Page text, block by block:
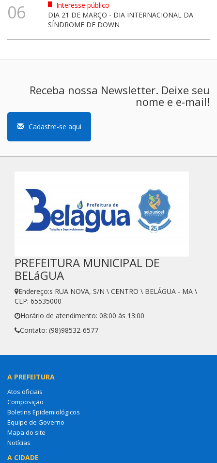
06
Interesse público
DIA 21 DE MARÇO - DIA INTERNACIONAL DA
SÍNDROME DE DOWN
Receba nossa Newsletter. Deixe seu
nome e e-mail!
Cadastre-se aqui
PREFEITURA MUNICIPAL DE
BELáGUA
Endereço:s RUA NOVA, S/N \ CENTRO \ BELÁGUA - MA \
CEP: 65535000
Horário de atendimento: 08:00 às 13:00
Contato: (98)98532-6577
A PREFEITURA
Atos oficiais
Composição
Boletins Epidemiológicos
Equipe de Governo
Mapa do site
Notícias
A CIDADE